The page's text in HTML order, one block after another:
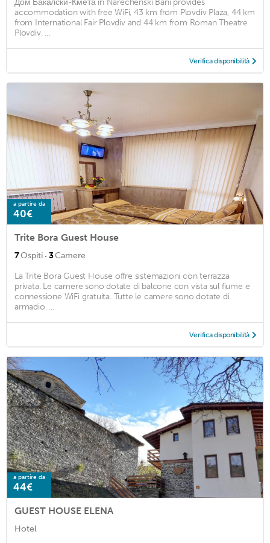
Дом Бакалски-Кмета in Narechenski Bani provides
accommodation with free WiFi, 43 km from Plovdiv Plaza, 44 km
from International Fair Plovdiv and 44 km from Roman Theatre
Plovdiv. ...
Verifica disponibilità
a partire da
40€
Trite Bora Guest House
7Ospiti · 3Camere
La Trite Bora Guest House offre sistemazioni con terrazza
privata. Le camere sono dotate di balcone con vista sul fiume e
connessione WiFi gratuita. Tutte le camere sono dotate di
armadio. ...
Verifica disponibilità
a partire da
44€
GUEST HOUSE ELENA
Hotel